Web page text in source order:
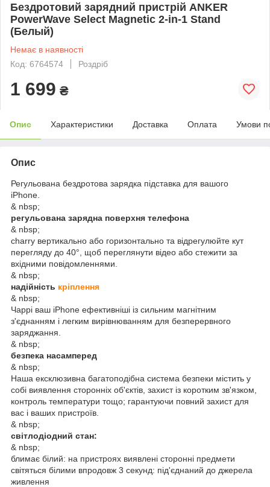
Бездротовий зарядний пристрій ANKER
PowerWave Select Magnetic 2-in-1 Stand
(Белый)
Немає в наявності
Код: 6764574
Роздріб
1 699 ₴
Опис Характеристики Доставка Оплата Умови
Опис
Регульована бездротова зарядка підставка для вашого
iPhone.
& nbsp;
регульована зарядна поверхня телефона
& nbsp;
charry вертикально або горизонтально та відрегулюйте кут
перегляду до 40°, щоб переглянути відео або стежити за
вхідними повідомленнями.
& nbsp;
надійність кріплення
& nbsp;
Чаррі ваш iPhone ефективніші із сильним магнітним
з'єднанням і легким вирівнюванням для безперервного
заряджання.
& nbsp;
безпека насамперед
& nbsp;
Наша ексклюзивна багатоподібна система безпеки містить у
собі виявлення сторонніх об'єктів, захист із коротким зв'язком,
контроль температури тощо; гарантуючи повний захист для
вас і ваших пристроїв.
& nbsp;
світлодіодний стан:
& nbsp;
блимає білий: на пристроях виявлені сторонні предмети
світяться білими впродовж 3 секунд: під'єднаний до джерела
живлення